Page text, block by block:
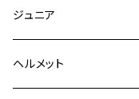
キュロット
フルグリップ
シャツ
競技用ジャケット
キュロット
ジュニア
キュロット
ヘルメット